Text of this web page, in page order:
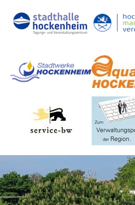
Dienste
Stadtplan
Newsletter